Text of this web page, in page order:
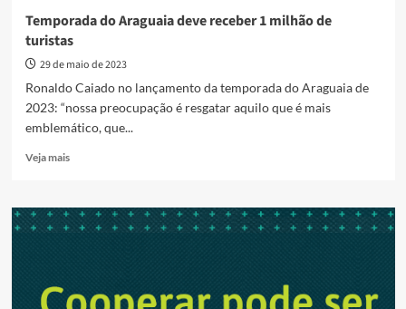
Temporada do Araguaia deve receber 1 milhão de
turistas
29 de maio de 2023
Ronaldo Caiado no lançamento da temporada do Araguaia de
2023: “nossa preocupação é resgatar aquilo que é mais
emblemático, que...
Veja maisRead
Temporada
do
1